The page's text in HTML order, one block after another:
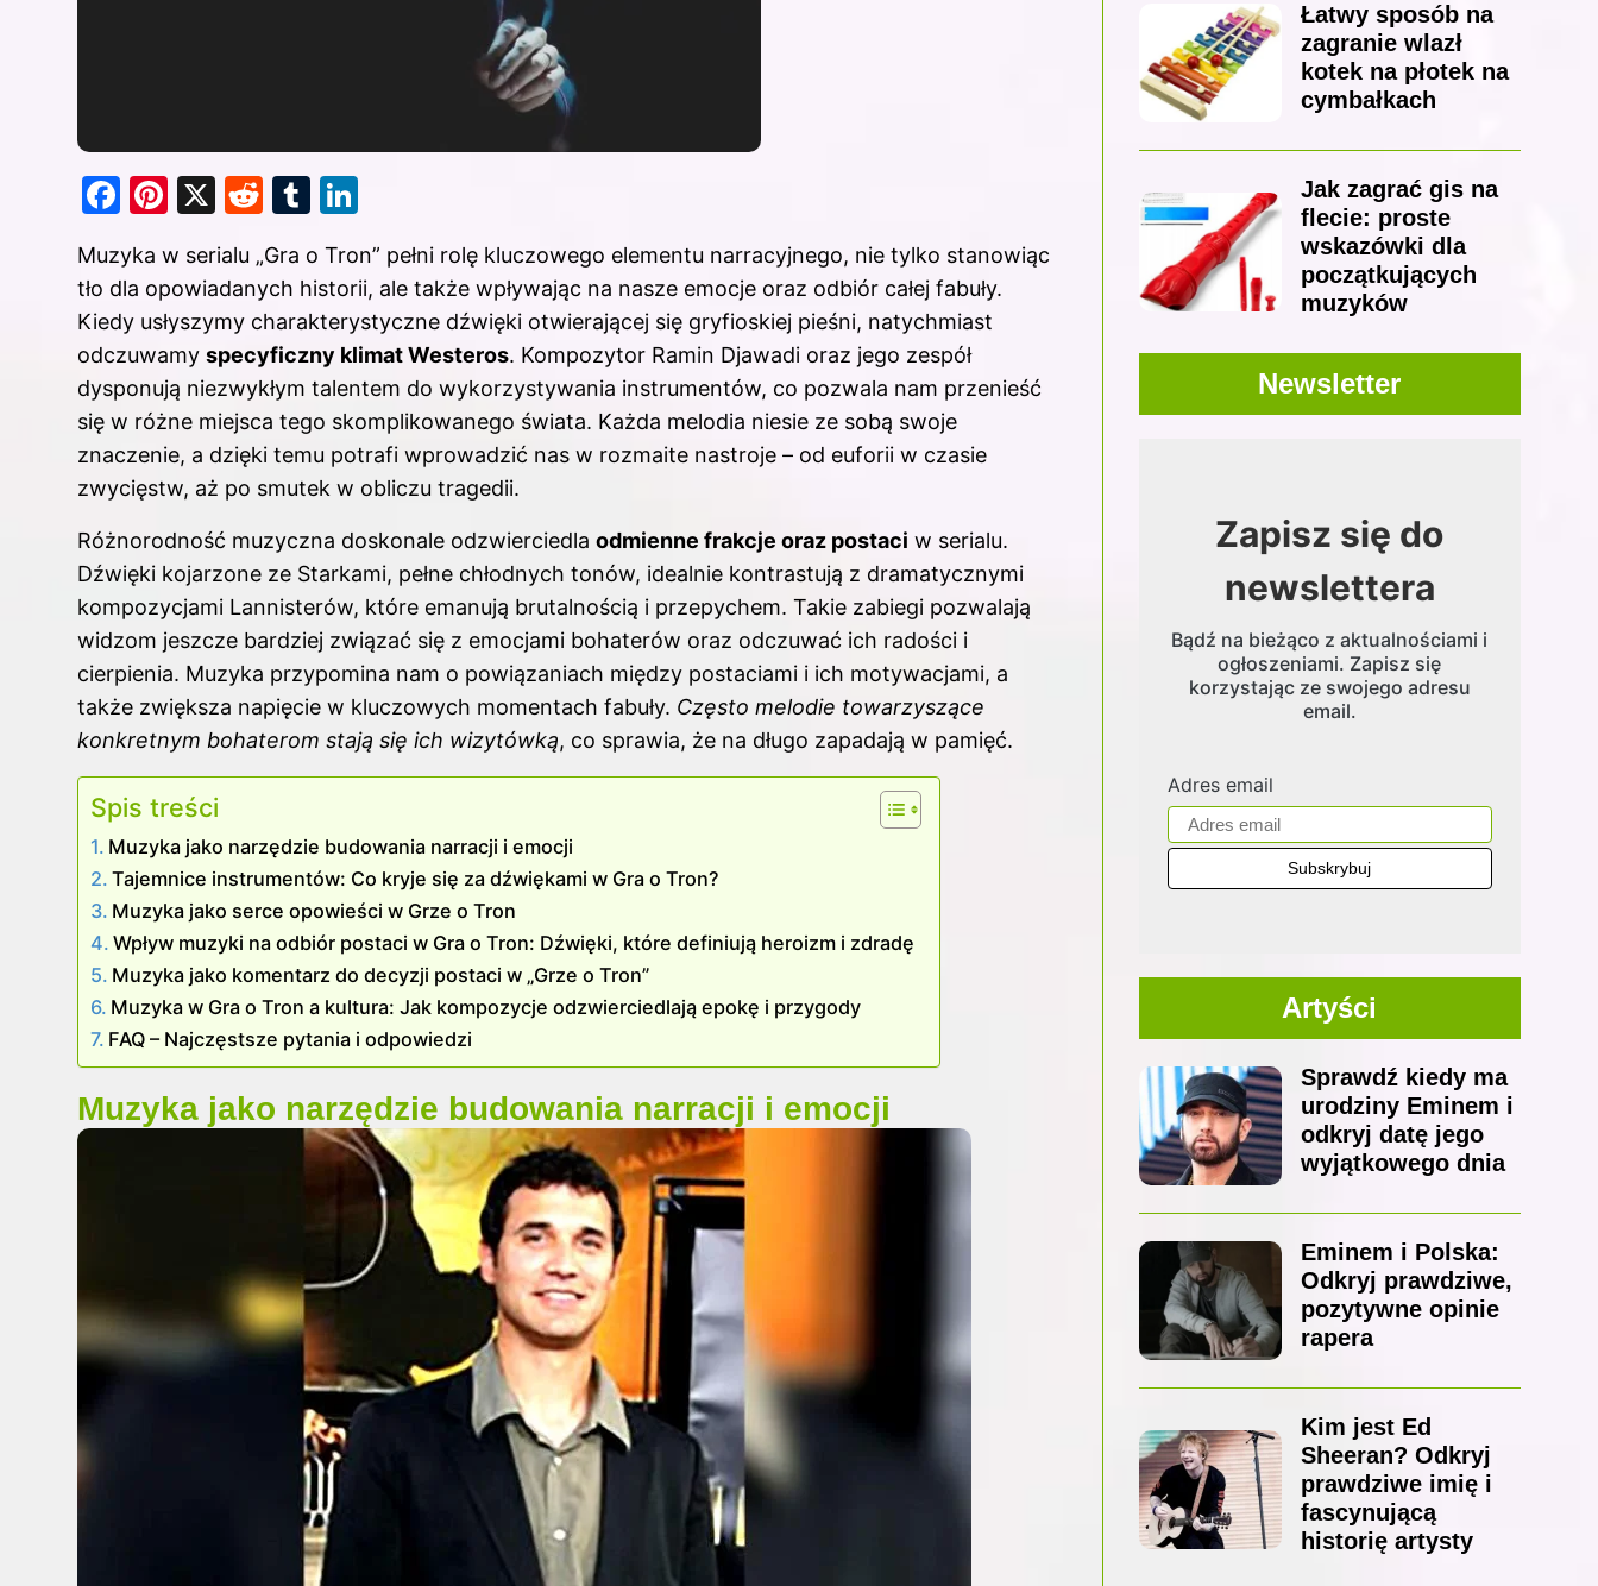
F
c
e
b
o
o
k
Pi
er
e
st
X
R
d
di
t
T
m
bl
r
k
e
dI
n
Muzyka w serialu „Gra o Tron” pełni rolę kluczowego elementu narracyjnego, nie tylko stanowiąc
tło dla opowiadanych historii, ale także wpływając na nasze emocje oraz odbiór całej fabuły.
Kiedy usłyszymy charakterystyczne dźwięki otwierającej się gryfioskiej pieśni, natychmiast
odczuwamy specyficzny klimat Westeros. Kompozytor Ramin Djawadi oraz jego zespół
dysponują niezwykłym talentem do wykorzystywania instrumentów, co pozwala nam przenieść
się w różne miejsca tego skomplikowanego świata. Każda melodia niesie ze sobą swoje
znaczenie, a dzięki temu potrafi wprowadzić nas w rozmaite nastroje – od euforii w czasie
zwycięstw, aż po smutek w obliczu tragedii.
Różnorodność muzyczna doskonale odzwierciedla odmienne frakcje oraz postaci w serialu.
Dźwięki kojarzone ze Starkami, pełne chłodnych tonów, idealnie kontrastują z dramatycznymi
kompozycjami Lannisterów, które emanują brutalnością i przepychem. Takie zabiegi pozwalają
widzom jeszcze bardziej związać się z emocjami bohaterów oraz odczuwać ich radości i
cierpienia. Muzyka przypomina nam o powiązaniach między postaciami i ich motywacjami, a
także zwiększa napięcie w kluczowych momentach fabuły. Często melodie towarzyszące
konkretnym bohaterom stają się ich wizytówką, co sprawia, że na długo zapadają w pamięć.
Spis treści
Muzyka jako narzędzie budowania narracji i emocji
Tajemnice instrumentów: Co kryje się za dźwiękami w Gra o Tron?
Muzyka jako serce opowieści w Grze o Tron
Wpływ muzyki na odbiór postaci w Gra o Tron: Dźwięki, które definiują heroizm i zdradę
Muzyka jako komentarz do decyzji postaci w „Grze o Tron”
Muzyka w Gra o Tron a kultura: Jak kompozycje odzwierciedlają epokę i przygody
FAQ – Najczęstsze pytania i odpowiedzi
Muzyka jako narzędzie budowania narracji i emocji
Łatwy sposób na
zagranie wlazł
kotek na płotek na
cymbałkach
Jak zagrać gis na
flecie: proste
wskazówki dla
początkujących
muzyków
Newsletter
Zapisz się do
newslettera
Bądź na bieżąco z aktualnościami i
ogłoszeniami. Zapisz się
korzystając ze swojego adresu
email.
Adres email
Artyści
Sprawdź kiedy ma
urodziny Eminem i
odkryj datę jego
wyjątkowego dnia
Eminem i Polska:
Odkryj prawdziwe,
pozytywne opinie
rapera
Kim jest Ed
Sheeran? Odkryj
prawdziwe imię i
fascynującą
historię artysty